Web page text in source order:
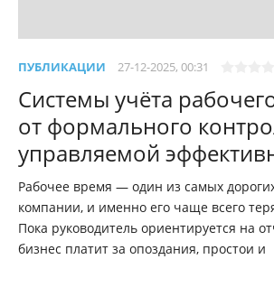
ПУБЛИКАЦИИ 27-12-2025, 00:31
Системы учёта
от формального
управляемой
Рабочее время — один из самых
компании, и именно его чаще всего
Пока руководитель ориентируется на
бизнес платит за опоздания, простои и